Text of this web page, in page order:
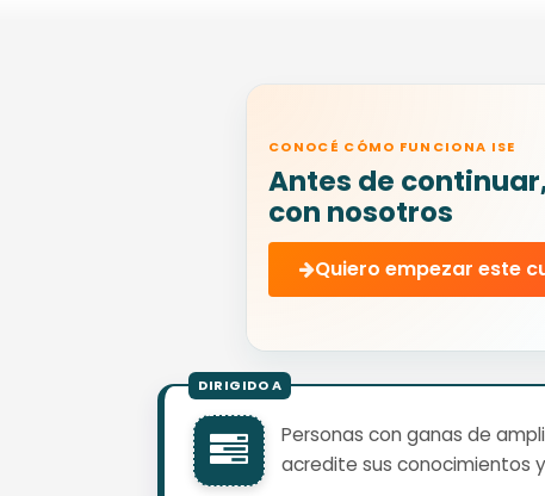
CONOCÉ CÓMO FUNCIONA ISE
Antes de
con nosotros
Quiero empezar este
Personas con ganas de
acredite sus conocimientos